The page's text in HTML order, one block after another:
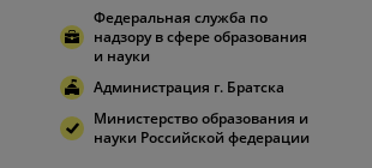
Федеральная служба по
надзору в сфере образования
и науки
Администрация г. Братска
Министерство образования и
науки Российской федерации